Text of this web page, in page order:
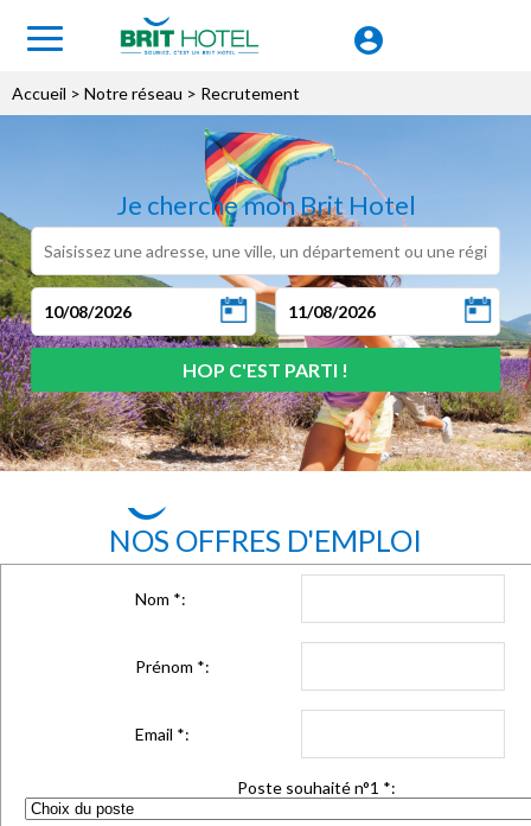
Accueil > Notre réseau > Recrutement
Je cherche mon Brit Hotel
NOS OFFRES D'EMPLOI
Nom *:
Prénom *:
Email *:
Poste souhaité n°1 *: